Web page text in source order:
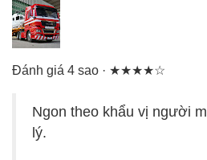
Đánh giá 4 sao · ★★★★☆
Ngon theo khẩu vị người
lý.